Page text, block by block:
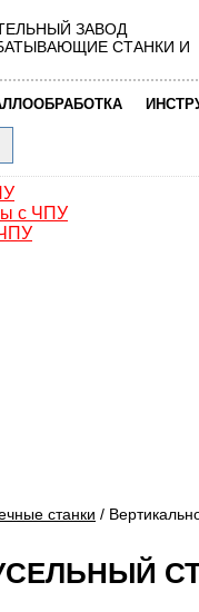
с ЧПУ
ЗАВОД
СТАНКИ И
станки /